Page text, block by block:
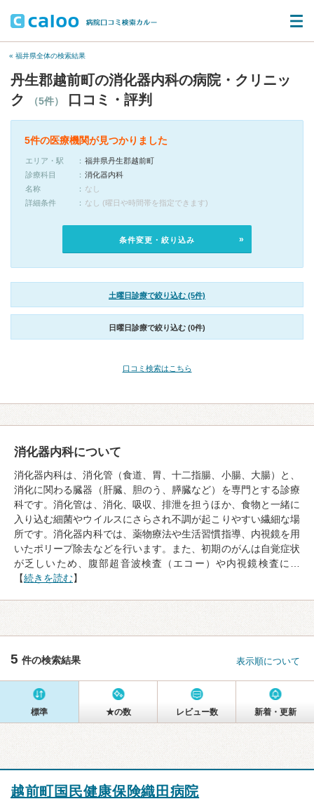
« 福井県全体の検索結果
丹生郡越前町の消化器内科の病院・クリニッ
ク
（5件） 口コミ・評判
5件の医療機関が見つかりました
エリア・駅
福井県丹生郡越前町
診療科目
消化器内科
名称
なし
詳細条件
なし (曜日や時間帯を指定できます)
条件変更・絞り込み
土曜日診療で絞り込む (5件)
日曜日診療で絞り込む (0件)
口コミ検索はこちら
消化器内科について
消化器内科は、消化管（食道、胃、十二指腸、小腸、大腸）と、
消化に関わる臓器（肝臓、胆のう、膵臓など）を専門とする診療
科です。消化管は、消化、吸収、排泄を担うほか、食物と一緒に
入り込む細菌やウイルスにさらされ不調が起こりやすい繊細な場
所です。消化器内科では、薬物療法や生活習慣指導、内視鏡を用
いたポリープ除去などを行います。また、初期のがんは自覚症状
が乏しいため、腹部超音波検査（エコー）や内視鏡検査に…
【続きを読む】
5 件の検索結果 表示順について
標準 ★の数 レビュー数 新着・更新
越前町国民健康保険織田病院